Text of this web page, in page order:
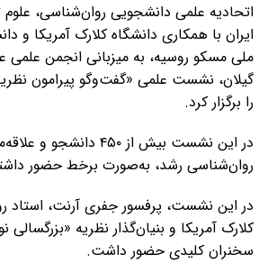
اتحادیه علمی دانشجویی روان‌شناسی، علوم
ایران با همکاری دانشگاه کلارک آمریکا و
ملی مسکو روسیه، به میزبانی انجمن علمی
گیلان، نشست علمی «گفت‌وگو پیرامون
را برگزار کرد.
در این نشست بیش از ۴۵۰
روان‌شناسی رشد، به‌صورت برخط حضور
در این نشست، پرفسور جفری آرنت، استاد
کلارک آمریکا و بنیان‌گذار نظریه «بزرگسالی
سخنران کلیدی حضور داشت.